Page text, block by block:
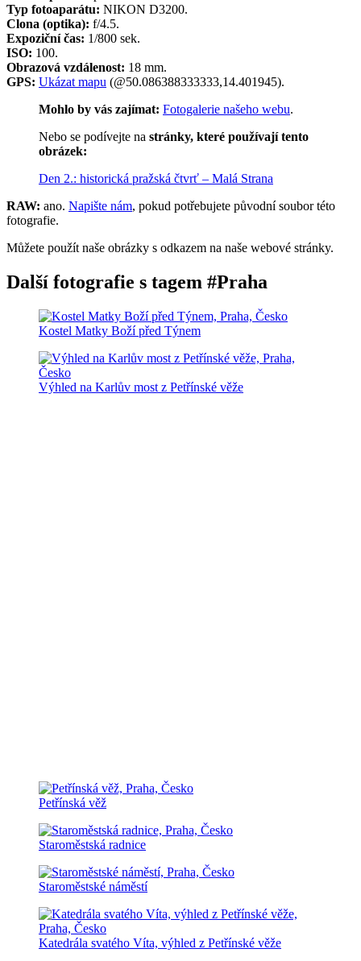
Typ fotoaparátu: NIKON D3200.
Clona (optika): f/4.5.
Expoziční čas: 1/800 sek.
ISO: 100.
Obrazová vzdálenost: 18 mm.
GPS: Ukázat mapu (@50.086388333333,14.401945).
Mohlo by vás zajímat: Fotogalerie našeho webu.
Nebo se podívejte na stránky, které používají tento
obrázek:
Den 2.: historická pražská čtvrť – Malá Strana
RAW: ano. Napište nám, pokud potřebujete původní soubor této
fotografie.
Můžete použít naše obrázky s odkazem na naše webové stránky.
Další fotografie s tagem #Praha
Kostel Matky Boží před Týnem
Výhled na Karlův most z Petřínské věže
Petřínská věž
Staroměstská radnice
Staroměstské náměstí
Katedrála svatého Víta, výhled z Petřínské věže